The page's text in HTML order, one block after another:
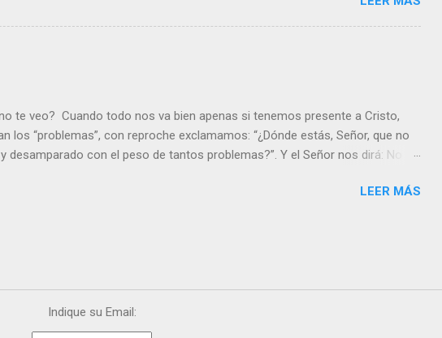
te veo? Cuando todo nos va bien apenas si tenemos presente a Cristo,
los “problemas”, con reproche exclamamos: “¿Dónde estás, Señor, que no
desamparado con el peso de tantos problemas?”. Y el Señor nos dirá: No
y no gozas de la vida. ¿Cómo puedes creer que Yo dejo a nadie sólo con
es que Cristo te ha acariciado con su Resurrecc...
LEER MÁS
Indique su Email: